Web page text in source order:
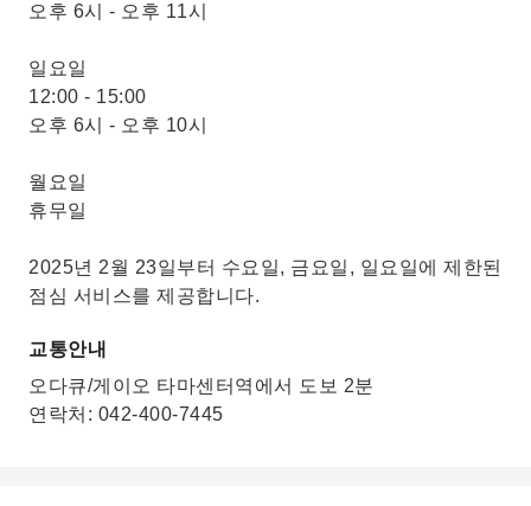
오후 6시 - 오후 11시
일요일
12:00 - 15:00
오후 6시 - 오후 10시
월요일
휴무일
2025년 2월 23일부터 수요일, 금요일, 일요일에 제한된
점심 서비스를 제공합니다.
교통안내
오다큐/게이오 타마센터역에서 도보 2분
연락처: 042-400-7445